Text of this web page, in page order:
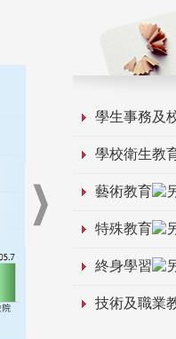
學生事務及
學校衛生教
藝術教育
特殊教育
終身學習
技術及職業